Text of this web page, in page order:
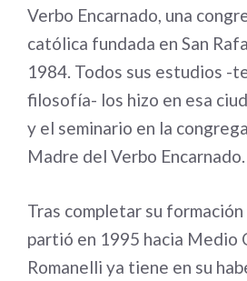
Verbo Encarnado, una
católica fundada en San
1984. Todos sus estudios -
filosofía- los hizo en esa
y el seminario en la
Madre del Verbo Encarnado.
Tras completar su formación
partió en 1995 hacia Medio
Romanelli ya tiene en su